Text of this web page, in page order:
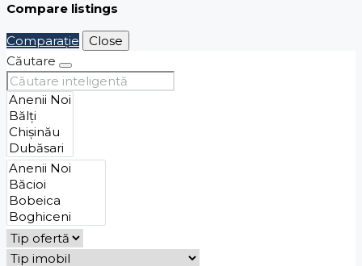
Compare listings
Comparaţie
Close
Căutare